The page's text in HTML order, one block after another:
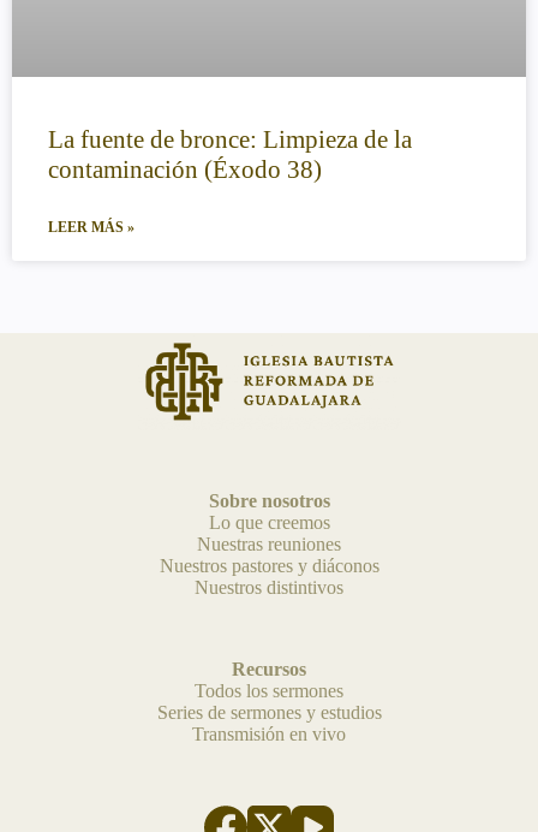
La fuente de bronce: Limpieza de la
contaminación (Éxodo 38)
LEER MÁS »
Sobre nosotros
Lo que creemos
Nuestras reuniones
Nuestros pastores y diáconos
Nuestros distintivos
Recursos
Todos los sermones
Series de sermones y estudios
Transmisión en vivo